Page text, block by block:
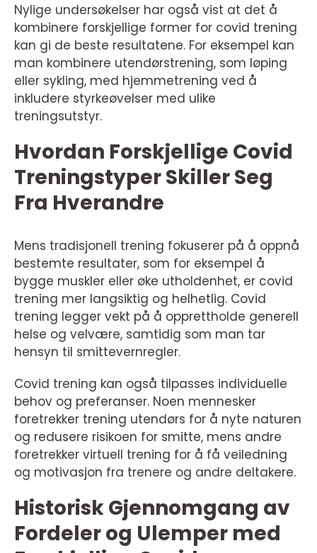
Nylige undersøkelser har også vist at det å
kombinere forskjellige former for covid trening
kan gi de beste resultatene. For eksempel kan
man kombinere utendørstrening, som løping
eller sykling, med hjemmetrening ved å
inkludere styrkeøvelser med ulike
treningsutstyr.
Hvordan Forskjellige Covid
Treningstyper Skiller Seg
Fra Hverandre
Mens tradisjonell trening fokuserer på å oppnå
bestemte resultater, som for eksempel å
bygge muskler eller øke utholdenhet, er covid
trening mer langsiktig og helhetlig. Covid
trening legger vekt på å opprettholde generell
helse og velvære, samtidig som man tar
hensyn til smittevernregler.
Covid trening kan også tilpasses individuelle
behov og preferanser. Noen mennesker
foretrekker trening utendørs for å nyte naturen
og redusere risikoen for smitte, mens andre
foretrekker virtuell trening for å få veiledning
og motivasjon fra trenere og andre deltakere.
Historisk Gjennomgang av
Fordeler og Ulemper med